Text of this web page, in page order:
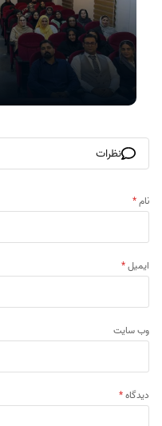
نظرات
نام*
ایمیل*
وب‌ سایت
دیدگاه*